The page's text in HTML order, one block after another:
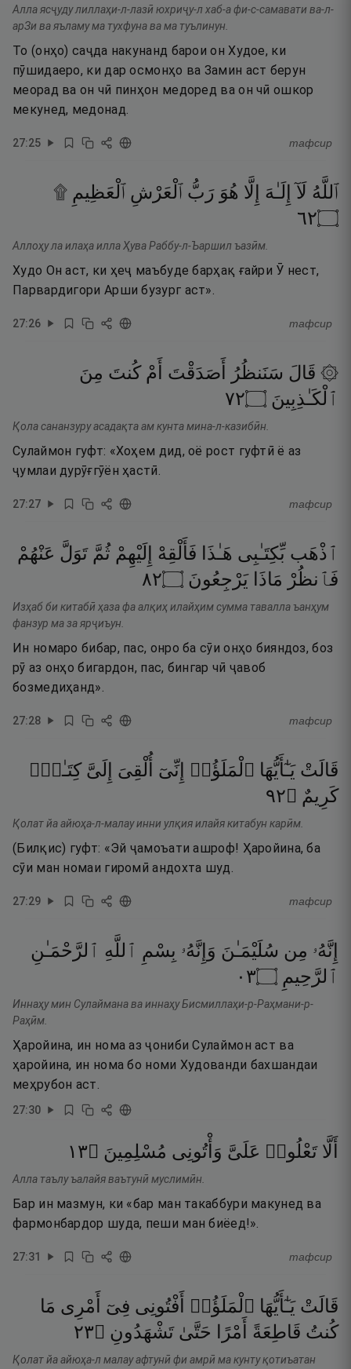
Алла ясҷуду лиллаҳи-л-лазӣ юхриҷу-л хаб-а фи-с-самавати ва-л-
арЗи ва яъламу ма тухфуна ва ма туълинун.
То (онҳо) саҷда накунанд барои он Худое, ки
пӯшидаеро, ки дар осмонҳо ва Замин аст берун
меорад ва он чӣ пинҳон медоред ва он чӣ ошкор
мекунед, медонад.
27:25 тафсир
ٱللَّهُ لَآ إِلَـٰهَ إِلَّا هُوَ رَبُّ ٱلْعَرْشِ ٱلْعَظِيمِ ۩‏
۝٢٦
Аллоҳу ла илаҳа илла Ҳува Раббу-л-Ъаршил ъазӣм.
Худо Он аст, ки ҳеҷ маъбуде барҳақ ғайри Ӯ нест,
Парвардигори Арши бузург аст».
27:26 тафсир
۞ قَالَ سَنَنظُرُ أَصَدَقْتَ أَمْ كُنتَ مِنَ
ٱلْكَـٰذِبِينَ ۝٢٧
Қола сананзуру асадақта ам кунта мина-л-казибӣн.
Сулаймон гуфт: «Хоҳем дид, оё рост гуфтӣ ё аз
ҷумлаи дурӯғгӯён ҳастӣ.
27:27 тафсир
ٱذْهَب بِّكِتَـٰبِى هَـٰذَا فَأَلْقِهْ إِلَيْهِمْ ثُمَّ تَوَلَّ عَنْهُمْ
فَٱنظُرْ مَاذَا يَرْجِعُونَ ۝٢٨
Изҳаб би китабӣ ҳаза фа алқиҳ илайҳим сумма тавалла ъанҳум
фанзур ма за ярҷиъун.
Ин номаро бибар, пас, онро ба сӯи онҳо бияндоз, боз
рӯ аз онҳо бигардон, пас, бингар чӣ ҷавоб
бозмедиҳанд».
27:28 тафсир
قَالَتْ يَـٰٓأَيُّهَا ٱلْمَلَؤُا۟ إِنِّىٓ أُلْقِىَ إِلَىَّ كِتَـٰبٌۭ
كَرِيمٌ ۝٢٩
Қолат йа айюҳа-л-малау инни улқия илайя китабун карӣм.
(Билқис) гуфт: «Эй ҷамоъати ашроф! Ҳаройина, ба
сӯи ман номаи гиромӣ андохта шуд.
27:29 тафсир
إِنَّهُۥ مِن سُلَيْمَـٰنَ وَإِنَّهُۥ بِسْمِ ٱللَّهِ ٱلرَّحْمَـٰنِ
ٱلرَّحِيمِ ۝٣٠
Иннаҳу мин Сулаймана ва иннаҳу Бисмиллаҳи-р-Раҳмани-р-
Раҳӣм.
Ҳаройина, ин нома аз ҷониби Сулаймон аст ва
ҳаройина, ин нома бо номи Худованди бахшандаи
меҳрубон аст.
27:30
أَلَّا تَعْلُوا۟ عَلَىَّ وَأْتُونِى مُسْلِمِينَ ۝٣١
Алла таълу ъалайя ваътунӣ муслимӣн.
Бар ин мазмун, ки «бар ман такаббури макунед ва
фармонбардор шуда, пеши ман биёед!».
27:31 тафсир
قَالَتْ يَـٰٓأَيُّهَا ٱلْمَلَؤُا۟ أَفْتُونِى فِىٓ أَمْرِى مَا
كُنتُ قَاطِعَةً أَمْرًا حَتَّىٰ تَشْهَدُونِ ۝٣٢
Қолат йа айюҳа-л малау афтунӣ фи амрӣ ма кунту қотиъатан